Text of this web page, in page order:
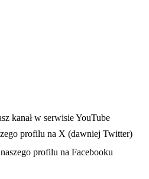
karcie
w nowej karcie
kanał w serwisie YouTube
profilu na X (dawniej Twitter)
w nowej karcieprofilu na Facebooku